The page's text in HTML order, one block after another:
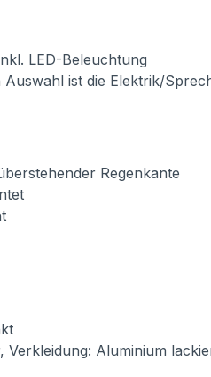
LED-Beleuchtung
ist die Elektrik/
Regenkante
Aluminium